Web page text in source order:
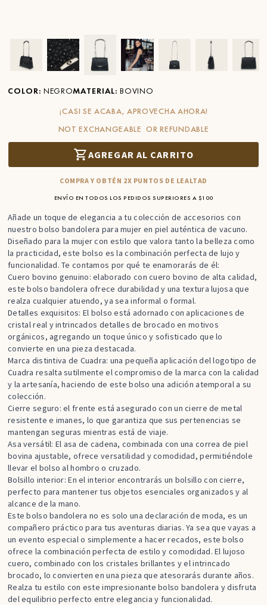
Ver imagen en zoom
Ver imagen en zoom
Ver imagen en zoom
Ver imagen en zoom
Ver imagen en zoom
Ver imagen
Ver
COLOR: NEGROMATERIAL: BOVINO
¡CASI SE ACABA, APROVECHA AHORA!
NOT EXCHANGEABLE OR REFUNDABLE
AGREGAR AL CARRITO
COMPRA Y OBTÉN 2X PUNTOS DE LEALTAD
ENVÍO EN TODOS LOS PEDIDOS SUPERIORES A $100
Añade un toque de elegancia a tu colección de accesorios con
nuestro bolso bandolera para mujer en piel auténtica de vacuno.
Diseñado para la mujer con estilo que valora tanto la belleza como
la practicidad, este bolso es la combinación perfecta de lujo y
funcionalidad. Te contamos por qué te enamorarás de él:
Cuero bovino genuino: elaborado con cuero bovino de alta calidad,
este bolso bandolera ofrece durabilidad y una textura lujosa que
realza cualquier atuendo, ya sea informal o formal.
Detalles exquisitos: El bolso está adornado con aplicaciones de
cristal real y intrincados detalles de brocado en motivos
orgánicos, agregando un toque único y sofisticado que lo
convierte en una pieza destacada.
Marca distintiva de Cuadra: una pequeña aplicación del logotipo de
Cuadra resalta sutilmente el compromiso de la marca con la calidad
y la artesanía, haciendo de este bolso una adición atemporal a su
colección.
Cierre seguro: el frente está asegurado con un cierre de metal
resistente e imanes, lo que garantiza que sus pertenencias se
mantengan seguras mientras está de viaje.
Asa versátil: El asa de cadena, combinada con una correa de piel
bovina ajustable, ofrece versatilidad y comodidad, permitiéndole
llevar el bolso al hombro o cruzado.
Bolsillo interior: En el interior encontrarás un bolsillo con cierre,
perfecto para mantener tus objetos esenciales organizados y al
alcance de la mano.
Este bolso bandolera no es solo una declaración de moda, es un
compañero práctico para tus aventuras diarias. Ya sea que vayas a
un evento especial o simplemente a hacer recados, este bolso
ofrece la combinación perfecta de estilo y comodidad. El lujoso
cuero, combinado con los cristales brillantes y el intrincado
brocado, lo convierten en una pieza que atesorarás durante años.
Realza tu estilo con este impresionante bolso bandolera y disfruta
del equilibrio perfecto entre elegancia y funcionalidad.